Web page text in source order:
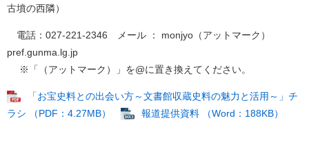
古墳の西隣）
電話：027-221-2346 メール ： monjyo（アットマーク）
pref.gunma.lg.jp
​ ※「（アットマーク）」を@に置き換えてください。
「お宝史料との出会い方～文書館収蔵史料の魅力と活用～」チ
ラシ （PDF：4.27MB）
報道提供資料 （Word：188KB）